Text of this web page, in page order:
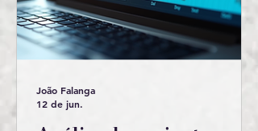
João Falanga
12 de jun.